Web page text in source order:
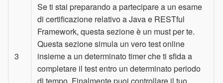
3
Se ti stai preparando a partecipare a un esame
di certificazione relativo a Java e RESTful
Framework, questa sezione è un must per te.
Questa sezione simula un vero test online
insieme a un determinato timer che ti sfida a
completare il test entro un determinato periodo
di tempo. Finalmente puoi controllare il tuo